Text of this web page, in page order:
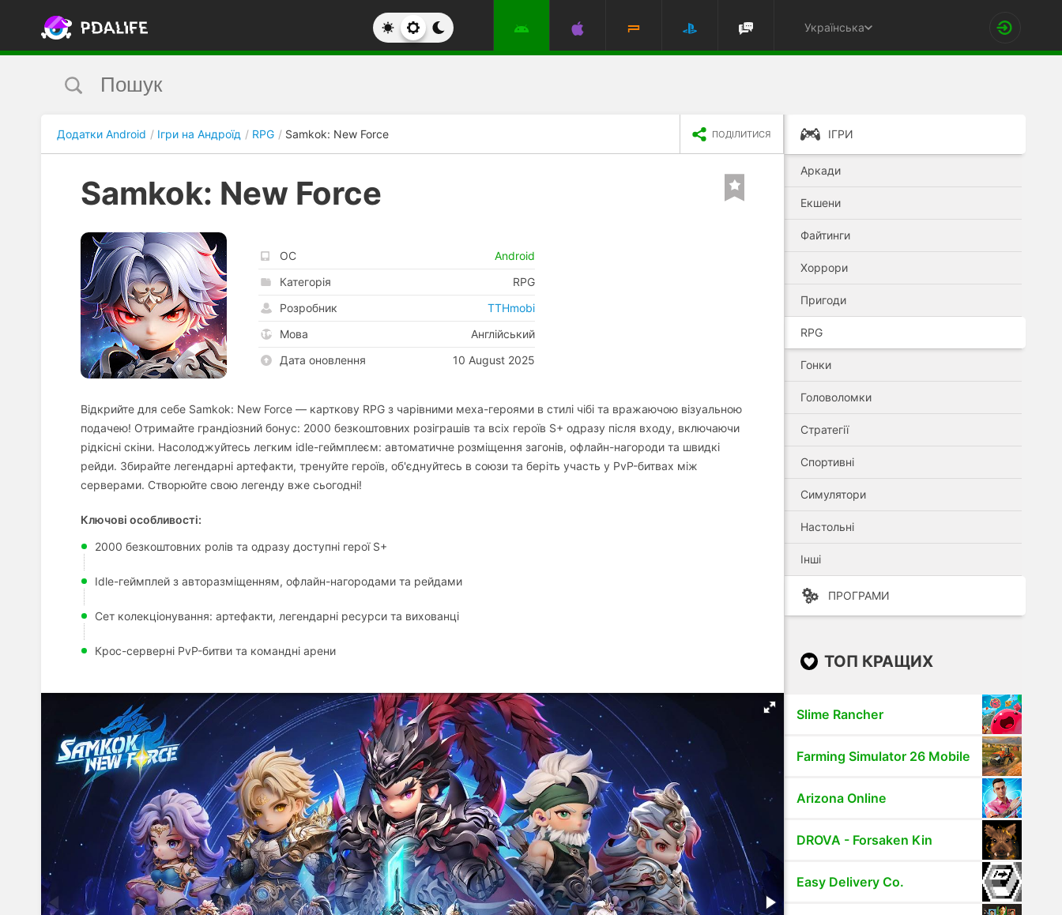
Українська
Додатки Android Ігри на Андроїд RPG Samkok: New Force ПОДІЛИТИСЯ
Samkok: New Force
ОС
Android
Категорія
RPG
Розробник
TTHmobi
Мова
Англійський
Дата оновлення
10 August 2025
Відкрийте для себе Samkok: New Force — карткову RPG з чарівними меха-героями в стилі чібі та вражаючою візуальною
подачею! Отримайте грандіозний бонус: 2000 безкоштовних розіграшів та всіх героїв S+ одразу після входу, включаючи
рідкісні скіни. Насолоджуйтесь легким idle-геймплеєм: автоматичне розміщення загонів, офлайн-нагороди та швидкі
рейди. Збирайте легендарні артефакти, тренуйте героїв, об'єднуйтесь в союзи та беріть участь у PvP-битвах між
серверами. Створюйте свою легенду вже сьогодні!
Ключові особливості:
2000 безкоштовних ролів та одразу доступні герої S+
Idle-геймплей з авторазміщенням, офлайн-нагородами та рейдами
Сет колекціонування: артефакти, легендарні ресурси та вихованці
Крос-серверні PvP-битви та командні арени
ІГРИ
Аркади
Екшени
Файтинги
Хоррори
Пригоди
RPG
Гонки
Головоломки
Стратегії
Спортивні
Симулятори
Настольні
Інші
ПРОГРАМИ
ТОП КРАЩИХ
Slime Rancher
Farming Simulator 26 Mobile
Arizona Online
DROVA - Forsaken Kin
Easy Delivery Co.